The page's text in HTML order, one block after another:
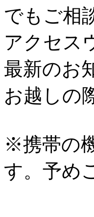
でもご相
アクセス
最新のお
お越しの
※携帯の
す。予め